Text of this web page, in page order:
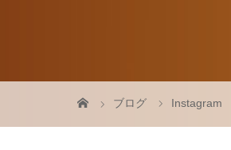
ブログ Instagram